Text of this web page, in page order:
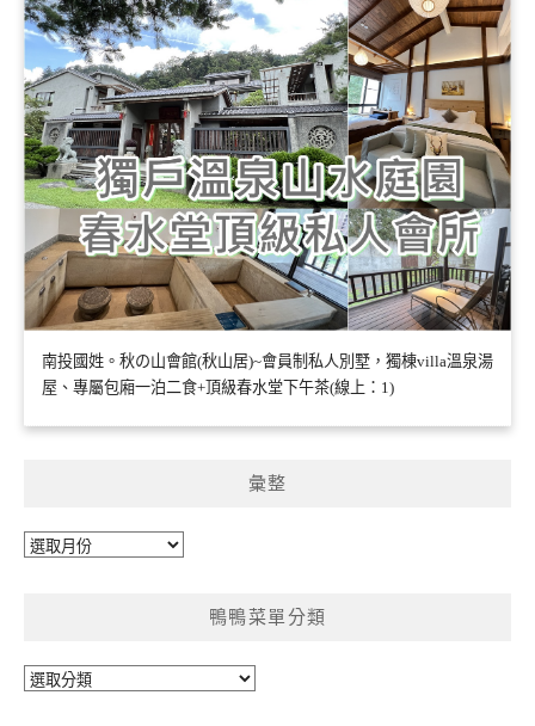
南投國姓。秋の山會館(秋山居)~會員制私人別墅，獨棟villa溫泉湯
屋、專屬包廂一泊二食+頂級春水堂下午茶(線上：1)
彙整
彙
鴨鴨菜單分類
鴨